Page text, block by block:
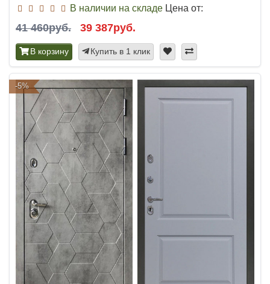
В наличии на складе Цена от:
41 460руб. 39 387руб.
В корзину Купить в 1 клик
-5%